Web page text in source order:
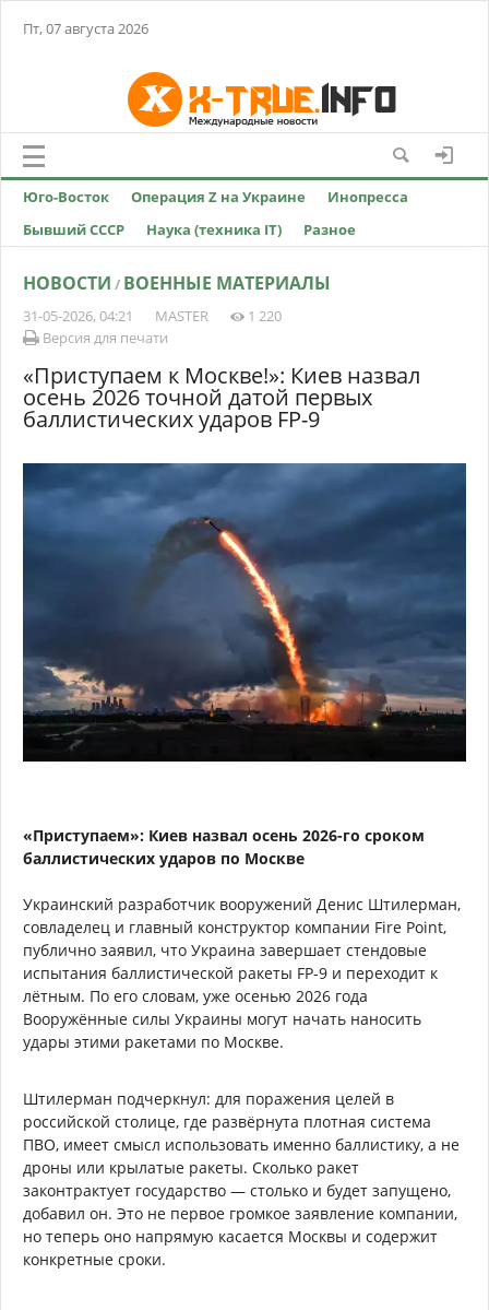
Пт, 07 августа 2026
Юго-Восток Операция Z на Украине
Инопресса
Бывший СССР
Наука (техника IT) Разное
НОВОСТИ / ВОЕННЫЕ МАТЕРИАЛЫ
31-05-2026, 04:21 MASTER
1 220
Версия для печати
«Приступаем к Москве!»: Киев назвал
осень 2026 точной датой первых
баллистических ударов FP-9
«Приступаем»: Киев назвал осень 2026-го сроком
баллистических ударов по Москве
Украинский разработчик вооружений Денис Штилерман,
совладелец и главный конструктор компании Fire Point,
публично заявил, что Украина завершает стендовые
испытания баллистической ракеты FP-9 и переходит к
лётным. По его словам, уже осенью 2026 года
Вооружённые силы Украины могут начать наносить
удары этими ракетами по Москве.
Штилерман подчеркнул: для поражения целей в
российской столице, где развёрнута плотная система
ПВО, имеет смысл использовать именно баллистику, а не
дроны или крылатые ракеты. Сколько ракет
законтрактует государство — столько и будет запущено,
добавил он. Это не первое громкое заявление компании,
но теперь оно напрямую касается Москвы и содержит
конкретные сроки.